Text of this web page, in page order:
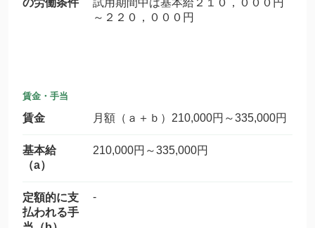
の労働条件
試用期間中は基本給２１０，０００円
～２２０，０００円
賃金・手当
賃金 月額（ａ＋ｂ）210,000円～335,000円
基本給
（a）
210,000円～335,000円
定額的に支
払われる手
-